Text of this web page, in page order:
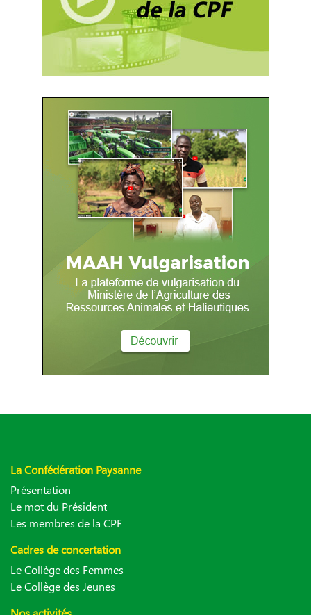
La Confédération Paysanne
Présentation
Le mot du Président
Les membres de la CPF
Cadres de concertation
Le Collège des Femmes
Le Collège des Jeunes